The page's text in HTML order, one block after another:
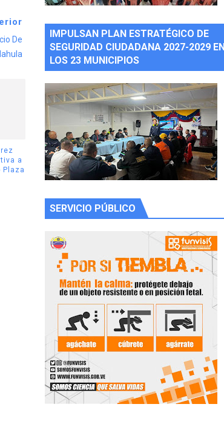
De
a
Plaza
IMPULSAN PLAN ESTRATÉGICO DE
SEGURIDAD CIUDADANA 2027-2029 EN
LOS 23 MUNICIPIOS
SERVICIO PÚBLICO